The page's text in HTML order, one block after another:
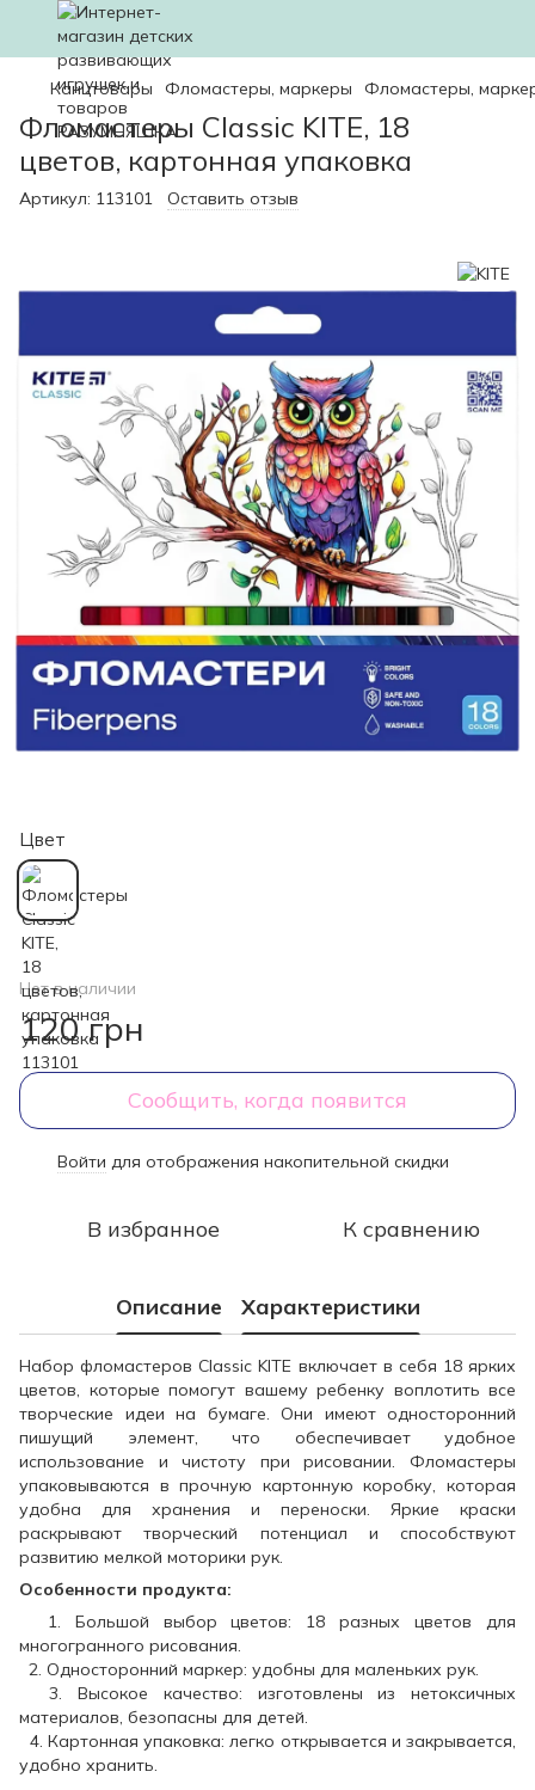
Канцтовары Фломастеры, маркеры Фломастеры,
Фломастеры Classic KITE, 18
цветов, картонная упаковка
Артикул: 113101 Оставить отзыв
Цвет
Нет в наличии
120 грн
Сообщить, когда появится
Войти для отображения накопительной скидки
В избранное К сравнению
Описание Характеристики
Набор фломастеров Classic KITE включает в себя 18 ярких
цветов, которые помогут вашему ребенку воплотить все
творческие идеи на бумаге. Они имеют односторонний
пишущий элемент, что обеспечивает удобное
использование и чистоту при рисовании. Фломастеры
упаковываются в прочную картонную коробку, которая
удобна для хранения и переноски. Яркие краски
раскрывают творческий потенциал и способствуют
развитию мелкой моторики рук.
Особенности продукта:
1. Большой выбор цветов: 18 разных цветов для
многогранного рисования.
2. Односторонний маркер: удобны для маленьких рук.
3. Высокое качество: изготовлены из нетоксичных
материалов, безопасны для детей.
4. Картонная упаковка: легко открывается и закрывается,
удобно хранить.